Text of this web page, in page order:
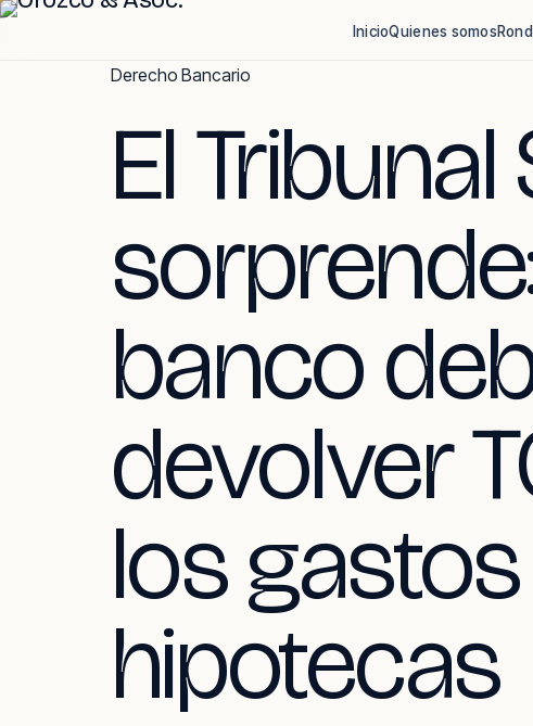
InicioQuienes somos
Derecho Bancario
El
banco
devolver
los
hipotecas